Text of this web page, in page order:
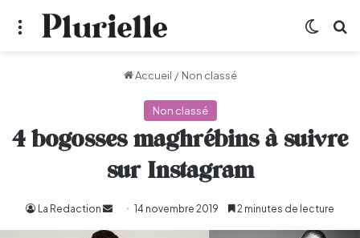
Menu
Accueil / Non classé
Non classé
4 bogosses maghrébins à suivre
sur Instagram
La Redaction
Envoyer
un
14 novembre 2019 2 minutes de lecture